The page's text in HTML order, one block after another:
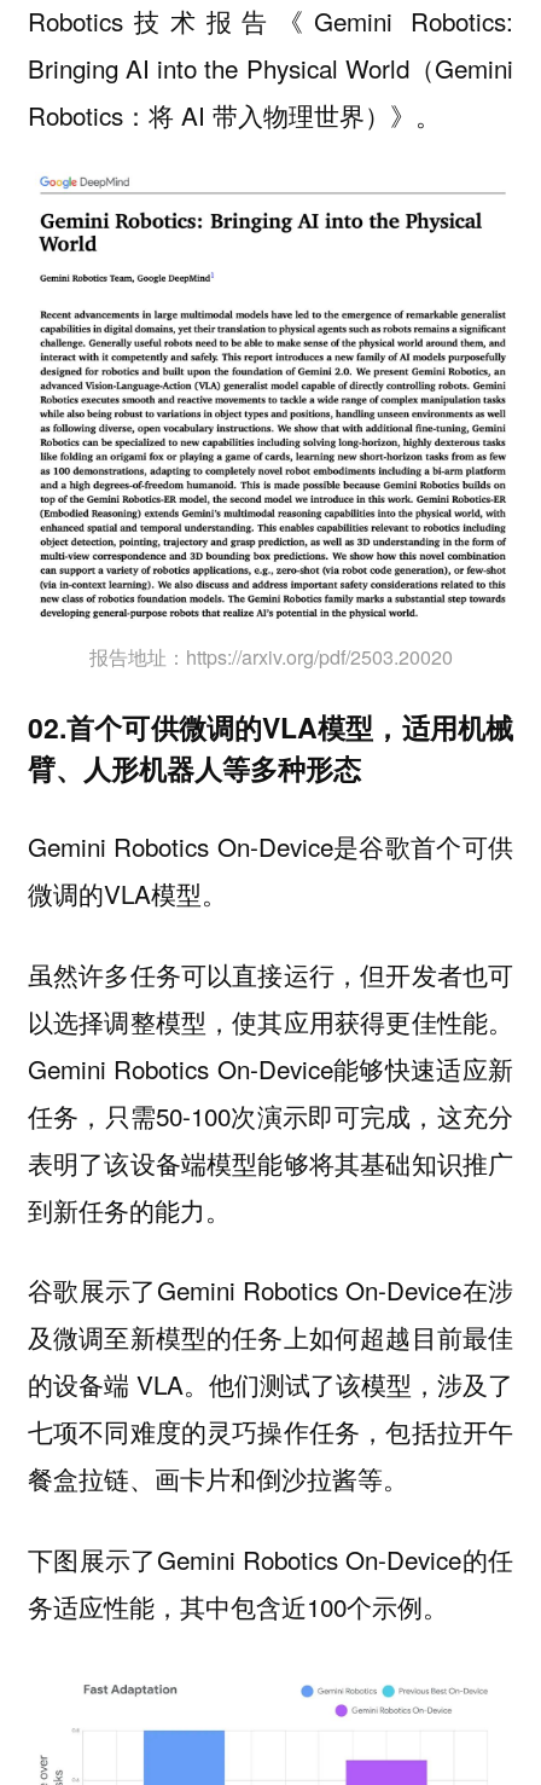
Robotics技术报告《Gemini Robotics:
Bringing AI into the Physical World（Gemini
Robotics：将 AI 带入物理世界）》。
报告地址：https://arxiv.org/pdf/2503.20020
02.首个可供微调的VLA模型，适用机械
臂、人形机器人等多种形态
Gemini Robotics On-Device是谷歌首个可供
微调的VLA模型。
虽然许多任务可以直接运行，但开发者也可
以选择调整模型，使其应用获得更佳性能。
Gemini Robotics On-Device能够快速适应新
任务，只需50-100次演示即可完成，这充分
表明了该设备端模型能够将其基础知识推广
到新任务的能力。
谷歌展示了Gemini Robotics On-Device在涉
及微调至新模型的任务上如何超越目前最佳
的设备端 VLA。他们测试了该模型，涉及了
七项不同难度的灵巧操作任务，包括拉开午
餐盒拉链、画卡片和倒沙拉酱等。
下图展示了Gemini Robotics On-Device的任
务适应性能，其中包含近100个示例。